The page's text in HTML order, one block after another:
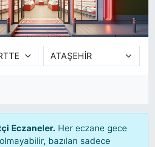
Eczaneler. Her eczane gece
bazıları sadece